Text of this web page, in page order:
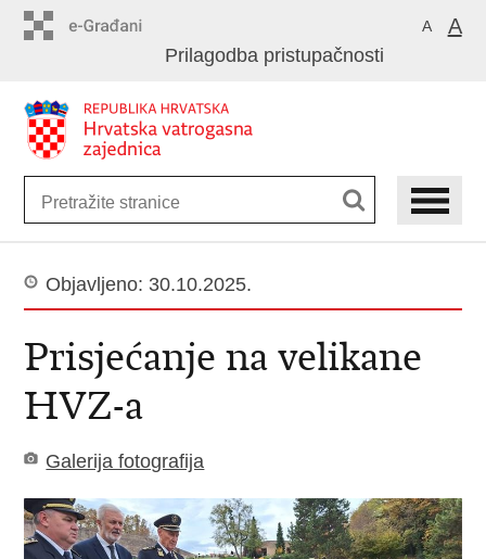
sadržaj
A A
Prilagodba pristupačnosti
Objavljeno: 30.10.2025.
Prisjećanje na velikane
HVZ-a
Galerija fotografija